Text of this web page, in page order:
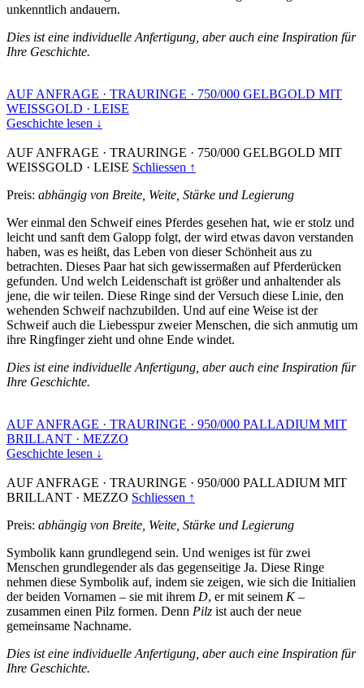
unkenntlich andauern.
Dies ist eine individuelle Anfertigung, aber auch eine Inspiration für
Ihre Geschichte.
AUF ANFRAGE · TRAURINGE · 750/000 GELBGOLD MIT
WEISSGOLD · LEISE
Geschichte lesen ↓
AUF ANFRAGE · TRAURINGE · 750/000 GELBGOLD MIT
WEISSGOLD · LEISE Schliessen ↑
Preis: abhängig von Breite, Weite, Stärke und Legierung
Wer einmal den Schweif eines Pferdes gesehen hat, wie er stolz und
leicht und sanft dem Galopp folgt, der wird etwas davon verstanden
haben, was es heißt, das Leben von dieser Schönheit aus zu
betrachten. Dieses Paar hat sich gewissermaßen auf Pferderücken
gefunden. Und welch Leidenschaft ist größer und anhaltender als
jene, die wir teilen. Diese Ringe sind der Versuch diese Linie, den
wehenden Schweif nachzubilden. Und auf eine Weise ist der
Schweif auch die Liebesspur zweier Menschen, die sich anmutig um
ihre Ringfinger zieht und ohne Ende windet.
Dies ist eine individuelle Anfertigung, aber auch eine Inspiration für
Ihre Geschichte.
AUF ANFRAGE · TRAURINGE · 950/000 PALLADIUM MIT
BRILLANT · MEZZO
Geschichte lesen ↓
AUF ANFRAGE · TRAURINGE · 950/000 PALLADIUM MIT
BRILLANT · MEZZO Schliessen ↑
Preis: abhängig von Breite, Weite, Stärke und Legierung
Symbolik kann grundlegend sein. Und weniges ist für zwei
Menschen grundlegender als das gegenseitige Ja. Diese Ringe
nehmen diese Symbolik auf, indem sie zeigen, wie sich die Initialien
der beiden Vornamen – sie mit ihrem D, er mit seinem K–
zusammen einen Pilz formen. Denn Pilz ist auch der neue
gemeinsame Nachname.
Dies ist eine individuelle Anfertigung, aber auch eine Inspiration für
Ihre Geschichte.